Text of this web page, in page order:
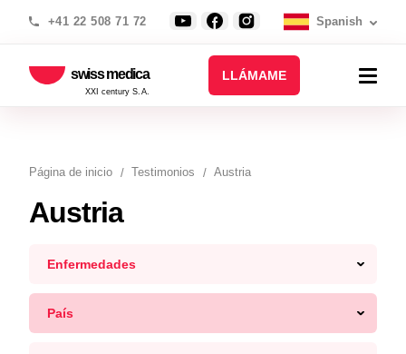
+41 22 508 71 72 Spanish
swiss medica
XXI century S.A.
LLÁMAME
Página de inicio Testimonios Austria
Austria
Enfermedades
País